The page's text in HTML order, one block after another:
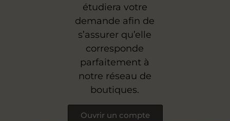
étudiera votre
demande afin de
s’assurer qu’elle
corresponde
parfaitement à
notre réseau de
boutiques.
Ouvrir un compte